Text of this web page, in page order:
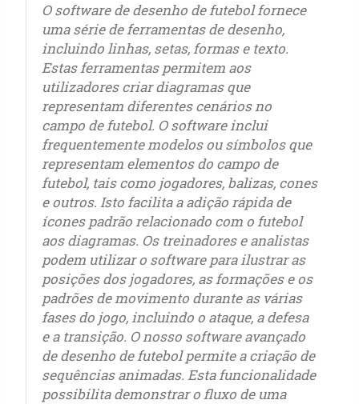
O software de desenho de futebol fornece
uma série de ferramentas de desenho,
incluindo linhas, setas, formas e texto.
Estas ferramentas permitem aos
utilizadores criar diagramas que
representam diferentes cenários no
campo de futebol. O software inclui
frequentemente modelos ou símbolos que
representam elementos do campo de
futebol, tais como jogadores, balizas, cones
e outros. Isto facilita a adição rápida de
ícones padrão relacionado com o futebol
aos diagramas. Os treinadores e analistas
podem utilizar o software para ilustrar as
posições dos jogadores, as formações e os
padrões de movimento durante as várias
fases do jogo, incluindo o ataque, a defesa
e a transição. O nosso software avançado
de desenho de futebol permite a criação de
sequências animadas. Esta funcionalidade
possibilita demonstrar o fluxo de uma